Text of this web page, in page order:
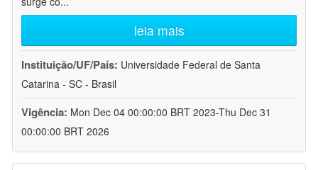
leia mais
Instituição/UF/País: Universidade Federal de Santa
Catarina - SC - Brasil
Vigência: Mon Dec 04 00:00:00 BRT 2023-Thu Dec 31
00:00:00 BRT 2026